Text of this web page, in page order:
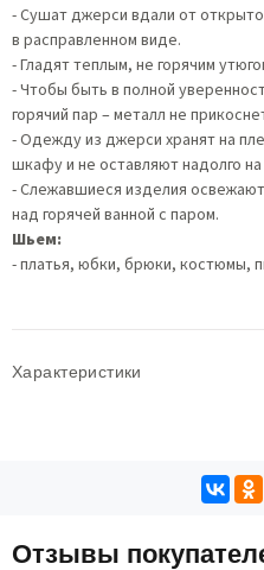
- Сушат джерси вдали от
в расправленном виде.
- Гладят теплым, не горячим
- Чтобы быть в полной
горячий пар – металл не
- Одежду из джерси хранят на
шкафу и не оставляют надолго
- Слежавшиеся изделия
над горячей ванной с паром.
Шьем:
- платья, юбки, брюки, костюмы,
Характеристики
Отзывы